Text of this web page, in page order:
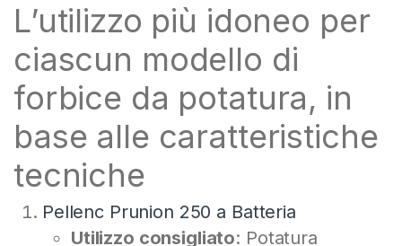
L’utilizzo più idoneo per
ciascun modello di
forbice da potatura, in
base alle caratteristiche
tecniche
Pellenc Prunion 250 a Batteria
Utilizzo consigliato: Potatura